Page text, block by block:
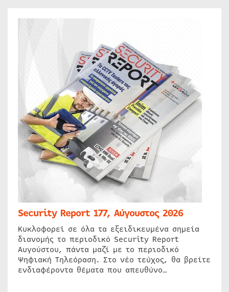
Security Report 177, Αύγουστος 2026
Κυκλοφορεί σε όλα τα εξειδικευμένα σημεία
διανομής το περιοδικό Security Report
Αυγούστου, πάντα μαζί με το περιοδικό
Ψηφιακή Τηλεόραση. Στο νέο τεύχος, θα βρείτε
ενδιαφέροντα θέματα που απευθύνο…